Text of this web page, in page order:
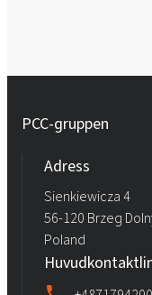
PCC-gruppen
Adress
Sienkiewicza 4
56-120 Brzeg
Poland